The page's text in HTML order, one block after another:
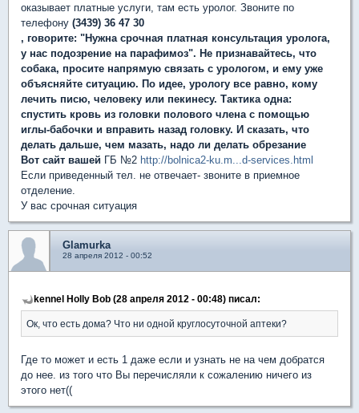
оказывает платные услуги, там есть уролог. Звоните по
телефону (3439) 36 47 30
, говорите: "Нужна срочная платная консультация уролога,
у нас подозрение на парафимоз". Не признавайтесь, что
собака, просите напрямую связать с урологом, и ему уже
объясняйте ситуацию. По идее, урологу все равно, кому
лечить писю, человеку или пекинесу. Тактика одна:
спустить кровь из головки полового члена с помощью
иглы-бабочки и вправить назад головку. И сказать, что
делать дальше, чем мазать, надо ли делать обрезание
Вот сайт вашей ГБ №2 http://bolnica2-ku.m...d-services.html
Если приведенный тел. не отвечает- звоните в приемное
отделение.
У вас срочная ситуация
Glamurka
28 апреля 2012 - 00:52
kennel Holly Bob (28 апреля 2012 - 00:48) писал:
Ок, что есть дома? Что ни одной круглосуточной аптеки?
Где то может и есть 1 даже если и узнать не на чем добратся
до нее. из того что Вы перечисляли к сожалению ничего из
этого нет((